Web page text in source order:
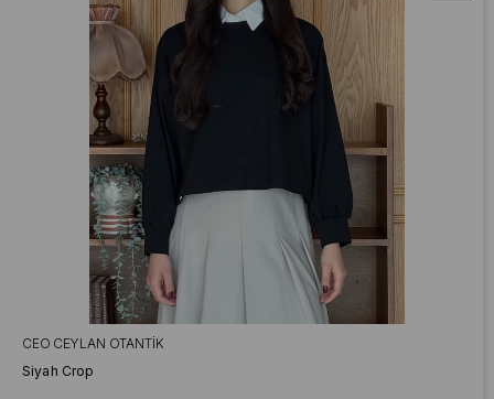
CEO CEYLAN OTANTIK
Siyah Crop